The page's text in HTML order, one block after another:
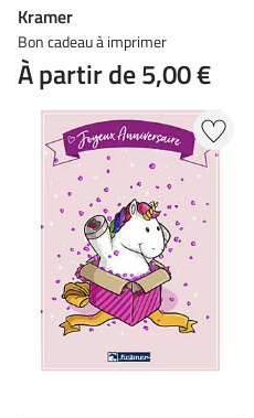
Kramer
Bon cadeau à imprimer
À partir de 5,00 €